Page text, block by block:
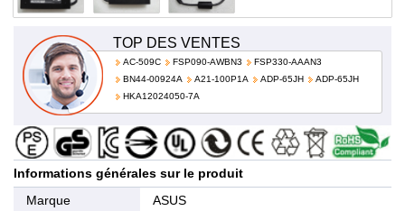
TOP DES VENTES
AC-509C FSP090-AWBN3
FSP330-AAAN3
BN44-00924A
A21-100P1A ADP-65JH
ADP-65JH
HKA12024050-7A
Informations générales sur le produit
Marque
ASUS